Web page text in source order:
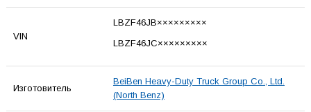
VIN
LBZF46JB×××××××××
LBZF46JC×××××××××
Изготовитель
BeiBen Heavy-Duty Truck Group Co., Ltd.
(North Benz)